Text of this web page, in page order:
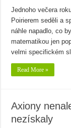
Jednoho večera
Poirierem seděli a
náhle napadlo, co
matematikou jen
velmi specifickém
Read More »
Axiony
nezískaly